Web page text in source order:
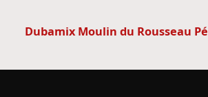
Dubamix Moulin du Rousseau